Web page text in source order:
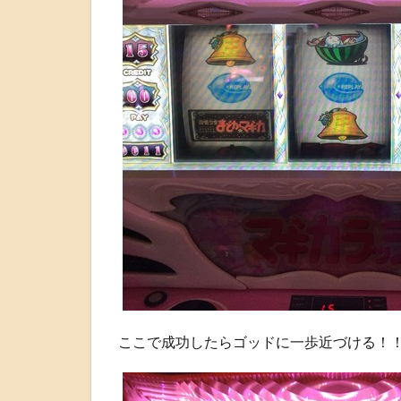
ここで成功したらゴッドに一歩近づける！